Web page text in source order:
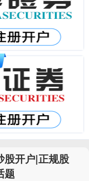
股开户|正规股
题